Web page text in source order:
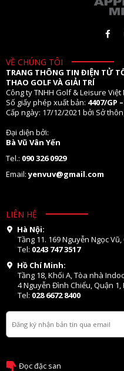
VỀ CHÚNG TÔI
TRANG THÔNG TIN ĐIỆN TỬ
THAO GOLF VÀ GIẢI TRÍ
Công ty TNHH Golf & Leisure Việt
Số giấy phép xuất bản: 4407/GP
Cấp ngày: 17/12/2021 bởi Sở
Đại diện bởi:
Bà Vũ Vân Yến
Tel.: 090 326 0929
Email:yenvuv@gmail.com
LIÊN HỆ
Hà Nội:
Tầng 11. 169 Nguyễn Ngọc
Tel: 0243 747 3517
Hồ Chí Minh:
Tầng 18, Khối A, Tòa nhà
4 Nguyễn Đình Chiểu, Quận 1,
Tel: 028 6672 8400
Đọc đặc san